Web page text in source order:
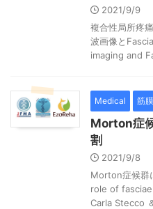
2021/9/9
複合性局所疼
波画像と
imaging and
Medical 筋
Morton症
割
2021/9/8
Morton症候群
role of
Carla Stecco